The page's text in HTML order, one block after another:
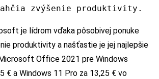
zvýšenie produktivity.
je lídrom vďaka pôsobivej ponuke
produktivity a našťastie je jej najlepšie
Office 2021 pre Windows
€ a Windows 11 Pro za 13,25 € vo